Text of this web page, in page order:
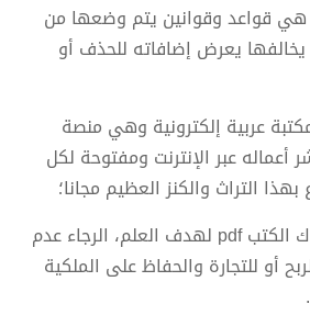
هي قواعد وقوانين يتم وضعها من
يعرض إضافاته للحذف أو
عربية إلكترونية وهي منصة
عبر الإنترنت ومفتوحة لكل
التراث والكنز العظيم مجانا؛
* يعرض موقع فولة بوك الكتب pdf لهدف العلم، الرجاء عدم
أو للتجارة والحفاظ على الملكية